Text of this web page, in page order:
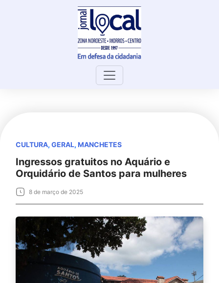
CULTURA, GERAL, MANCHETES
Ingressos gratuitos no Aquário e
Orquidário de Santos para mulheres
8 de março de 2025